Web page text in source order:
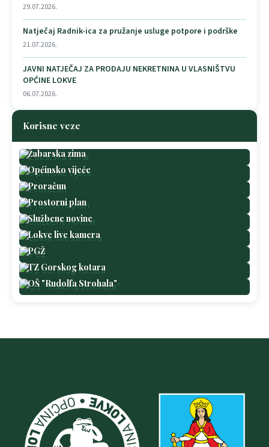
29.07.2026.
Natječaj Radnik-ica za pružanje usluge potpore i podrške
21.07.2026.
JAVNI NATJEČAJ ZA PRODAJU NEKRETNINA U VLASNIŠTVU
OPĆINE LOKVE
06.07.2026.
Korisne veze
Žabarska zima
Općinsko vijeće
Proračun
Prostorni plan
Službene novine
Lokve live kamera
PGŽ
TZ Gorskog kotara
OŠ "Rudolfa Strohala"